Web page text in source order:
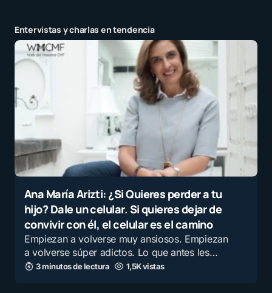
Entervistas y charlas en tendencia
Ana María Arizti: ¿Si Quieres perder a tu
hijo? Dale un celular. Si quieres dejar de
convivir con él, el celular es el camino
Empiezan a volverse muy ansiosos. Empiezan
a volverse súper adictos. Lo que antes les…
3 minutos de lectura 1,5K vistas